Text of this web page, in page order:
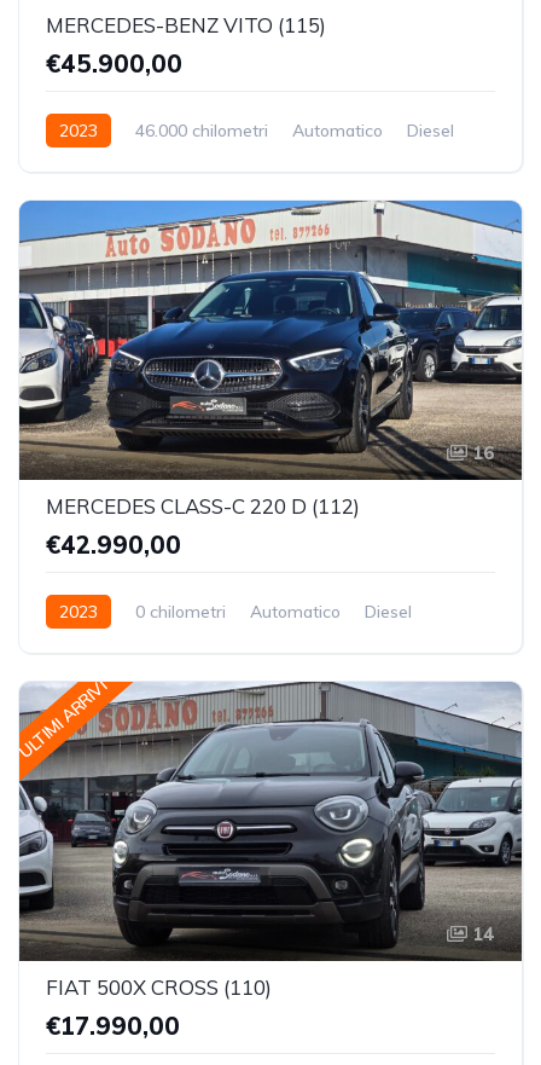
MERCEDES-BENZ VITO (115)
€45.900,00
2023 46.000 chilometri Automatico
Diesel
16
MERCEDES CLASS-C 220 D (112)
€42.990,00
2023 0 chilometri Automatico
Diesel
ULTIMI ARRIVI
14
FIAT 500X CROSS (110)
€17.990,00